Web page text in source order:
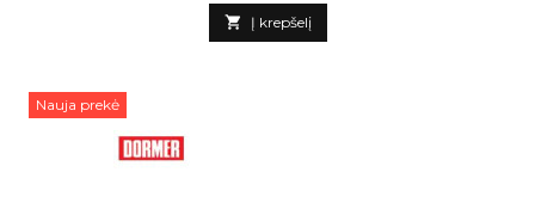
 Į krepšelį
Nauja prekė